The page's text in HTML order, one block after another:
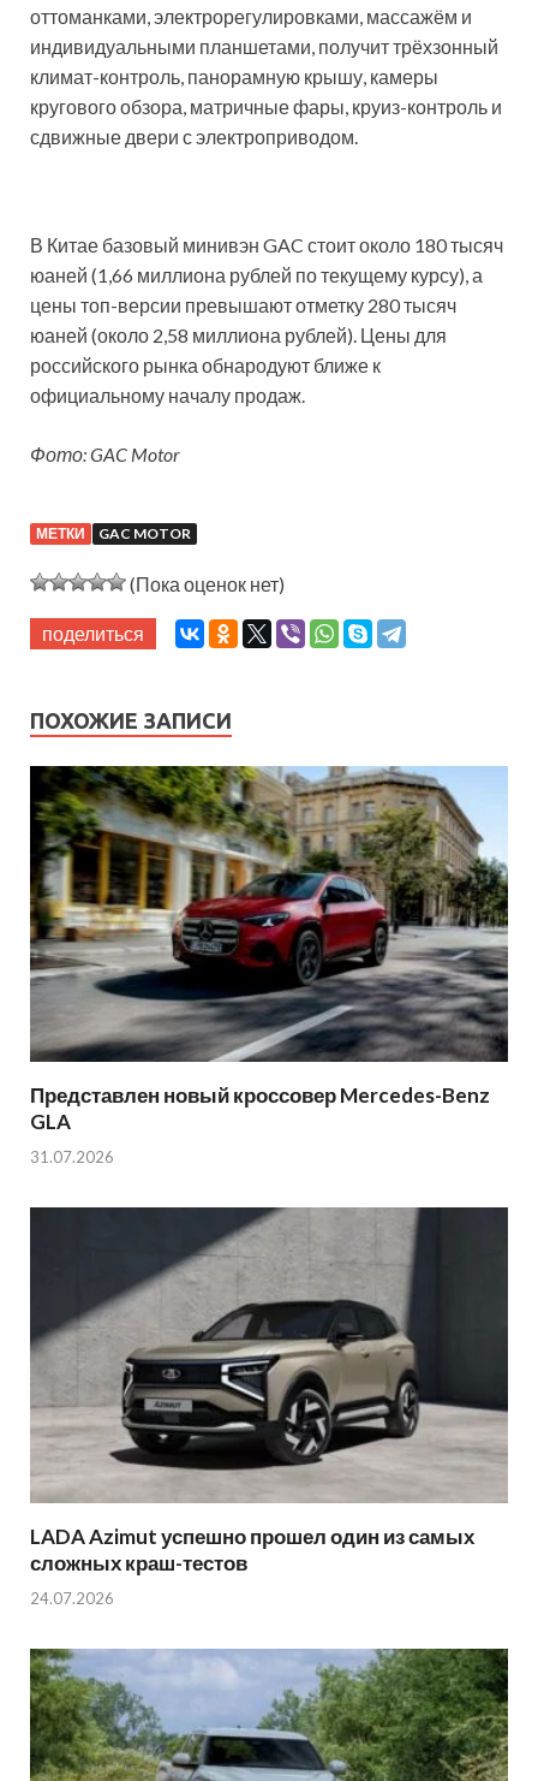
оттоманками, электрорегулировками, массажём и
индивидуальными планшетами, получит трёхзонный
климат-контроль, панорамную крышу, камеры
кругового обзора, матричные фары, круиз-контроль и
сдвижные двери с электроприводом.
В Китае базовый минивэн GAC стоит около 180 тысяч
юаней (1,66 миллиона рублей по текущему курсу), а
цены топ-версии превышают отметку 280 тысяч
юаней (около 2,58 миллиона рублей). Цены для
российского рынка обнародуют ближе к
официальному началу продаж.
Фото: GAC Motor
МЕТКИ GAC MOTOR
(Пока оценок нет)
поделиться
ПОХОЖИЕ ЗАПИСИ
Представлен новый кроссовер Mercedes-Benz
GLA
31.07.2026
LADA Azimut успешно прошел один из самых
сложных краш-тестов
24.07.2026